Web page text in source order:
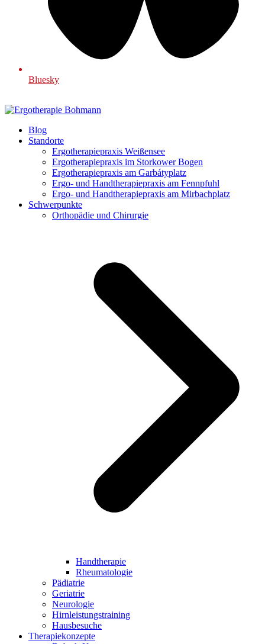
Bluesky
Blog
Standorte
Ergotherapiepraxis Weißensee
Ergotherapiepraxis im Storkower Bogen
Ergotherapiepraxis am Garbátyplatz
Ergo- und Handtherapiepraxis am Fennpfuhl
Ergo- und Handtherapiepraxis am Mirbachplatz
Schwerpunkte
Orthopädie und Chirurgie
Handtherapie
Rheumatologie
Pädiatrie
Geriatrie
Neurologie
Hirnleistungstraining
Hausbesuche
Therapiekonzepte